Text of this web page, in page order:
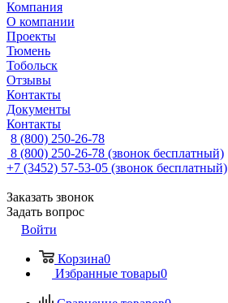
Компания
О компании
Проекты
Тюмень
Тобольск
Отзывы
Контакты
Документы
Контакты
8 (800) 250-26-78
8 (800) 250-26-78 (звонок бесплатный)
+7 (3452) 57-53-05 (звонок бесплатный)
Заказать звонок
Задать вопрос
Войти
Корзина0
Избранные товары0